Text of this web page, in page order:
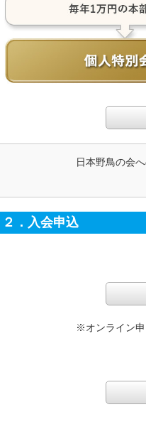
日本野鳥の会
２．入会申込
※オンライン申